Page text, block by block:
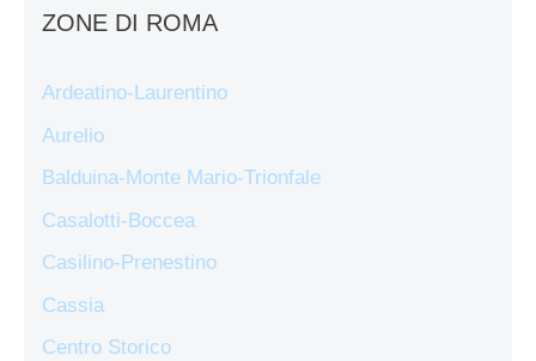
ZONE DI ROMA
Ardeatino-Laurentino
Aurelio
Balduina-Monte Mario-Trionfale
Casalotti-Boccea
Casilino-Prenestino
Cassia
Centro Storico